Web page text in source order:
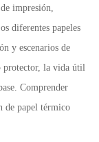
impresión,
diferentes papeles
y escenarios de
protector, la vida útil
Comprender
de papel térmico